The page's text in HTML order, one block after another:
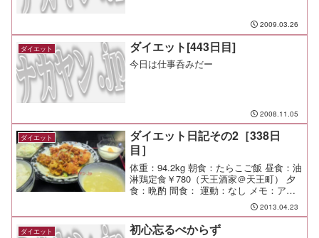
2009.03.26
ダイエット ダイエット[443日目]
今日は仕事呑みだー
2008.11.05
ダイエット
ダイエット日記その2［338日
目］
体重：94.2kg 朝食：たらこご飯 昼食：油
淋鶏定食￥780（天王酒家＠天王町） 夕
食：晩酌 間食： 運動：なし メモ：アヒ
ージョは生海老じゃないと美味しくない
2013.04.23
ダイエット 初心忘るべからず